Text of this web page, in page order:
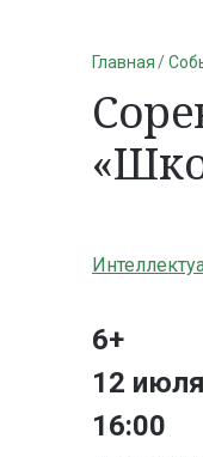
Главная
6+
12
16:00